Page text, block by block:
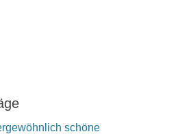
schöne